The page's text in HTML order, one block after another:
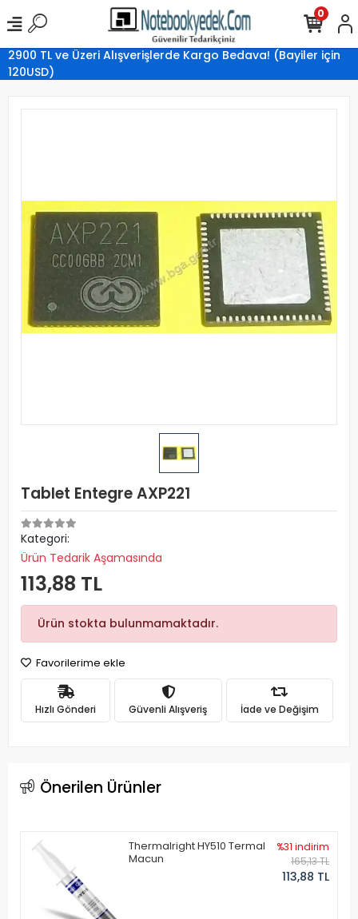
2900 TL ve Üzeri Alışverişlerde Kargo Bedava! (Bayiler için
120USD)
0
Tablet Entegre AXP221
Kategori:
Ürün Tedarik Aşamasında
113,88 TL
Ürün stokta bulunmamaktadır.
Favorilerime ekle
Hızlı Gönderi Güvenli Alışveriş İade ve Değişim
Önerilen Ürünler
Thermalright HY510 Termal
Macun
%31 indirim
165,13 TL
113,88 TL